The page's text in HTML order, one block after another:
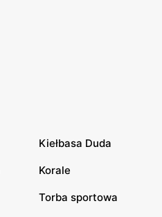
Kiełbasa Duda
Korale
Torba sportowa